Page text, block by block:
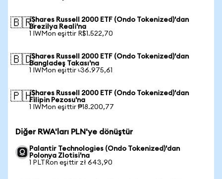
🇧🇷iShares Russell 2000 ETF (Ondo Tokenized)'dan
Brezilya Reali'na
1 IWMon eşittir R$1.522,70
🇧🇩iShares Russell 2000 ETF (Ondo Tokenized)'dan
Bangladeş Takası'na
1 IWMon eşittir ৳36.975,61
🇵🇭iShares Russell 2000 ETF (Ondo Tokenized)'dan
Filipin Pezosu'na
1 IWMon eşittir ₱18.200,77
Diğer RWA'ları PLN'ye dönüştür
Palantir Technologies (Ondo Tokenized)'dan
Polonya Zlotisi'na
1 PLTRon eşittir zł 643,90